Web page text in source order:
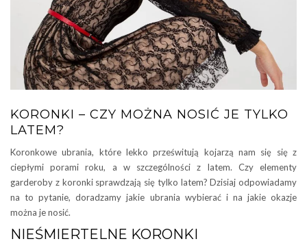
KORONKI – CZY MOŻNA NOSIĆ JE TYLKO
LATEM?
Koronkowe ubrania, które lekko prześwitują kojarzą nam się się z
ciepłymi porami roku, a w szczególności z latem. Czy elementy
garderoby z koronki sprawdzają się tylko latem? Dzisiaj odpowiadamy
na to pytanie, doradzamy jakie ubrania wybierać i na jakie okazje
można je nosić.
NIEŚMIERTELNE KORONKI